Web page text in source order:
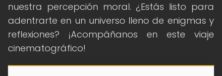
nuestra percepción moral. ¿Estás listo para
adentrarte en un universo lleno de enigmas y
reflexiones? ¡Acompáñanos en este viaje
cinematográfico!